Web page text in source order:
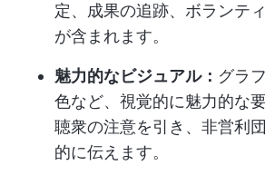
定、成果の追跡、ボランテ
が含まれます。
魅力的なビジュアル： グラ
色など、視覚的に魅力的な
聴衆の注意を引き、非営利
的に伝えます。